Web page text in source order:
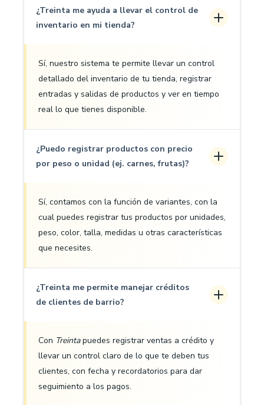
¿Treinta me ayuda a llevar el control de
inventario en mi tienda?
Sí, nuestro sistema te permite llevar un control
detallado del inventario de tu tienda, registrar
entradas y salidas de productos y ver en tiempo
real lo que tienes disponible.
¿Puedo registrar productos con precio
por peso o unidad (ej. carnes, frutas)?
Sí, contamos con la función de variantes, con la
cual puedes registrar tus productos por unidades,
peso, color, talla, medidas u otras características
que necesites.
¿Treinta me permite manejar créditos
de clientes de barrio?
Con Treintapuedes registrar ventas a crédito y
llevar un control claro de lo que te deben tus
clientes, con fecha y recordatorios para dar
seguimiento a los pagos.